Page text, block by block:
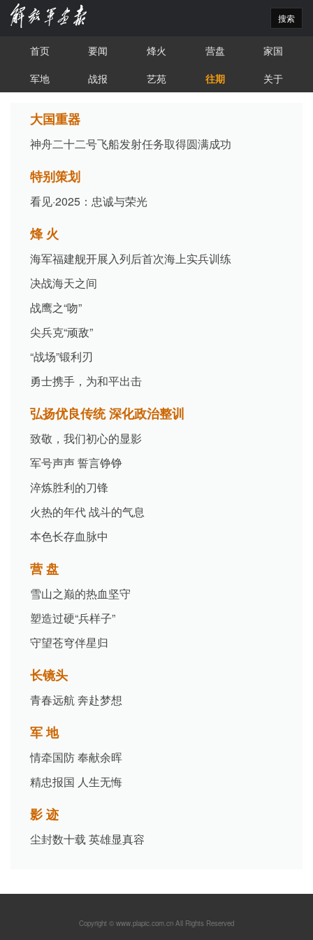
搜索
首页 要闻 烽火 营盘
家国
军地
战报 艺苑 往期 关于
大国重器
神舟二十二号飞船发射任务取得圆满成功
特别策划
看见·2025：忠诚与荣光
烽 火
海军福建舰开展入列后首次海上实兵训练
决战海天之间
战鹰之“吻”
尖兵克“顽敌”
“战场”锻利刃
勇士携手，为和平出击
弘扬优良传统 深化政治整训
致敬，我们初心的显影
军号声声 誓言铮铮
淬炼胜利的刀锋
火热的年代 战斗的气息
本色长存血脉中
营 盘
雪山之巅的热血坚守
塑造过硬“兵样子”
守望苍穹伴星归
长镜头
青春远航 奔赴梦想
军 地
情牵国防 奉献余晖
精忠报国 人生无悔
影 迹
尘封数十载 英雄显真容
Copyright © www.plapic.com.cn All Rights Reserved